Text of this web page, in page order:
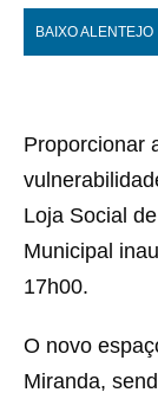
BAIXO ALENTEJO
Proporcionar
Loja Social
Municipal
17h00.
O novo
Miranda,